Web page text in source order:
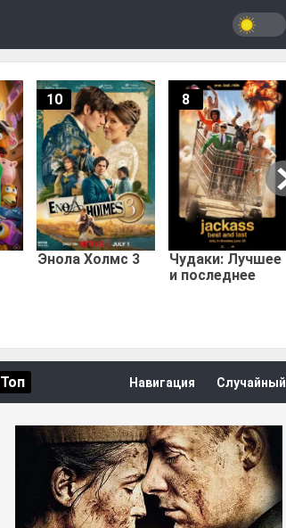
Энола Холмс 3
10
Чудаки: Лучшее
и последнее
8
Топ Навигация Случайный